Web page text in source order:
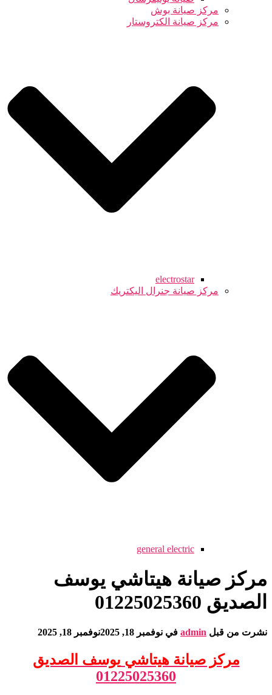
مركز صيانة بوش
مركز صيانة الكتروستار
electrostar
مركز صيانة جنرال اليكتريك
general electric
مركز صيانة هيتاشي يوسف
الصديق 01225025360
نشرت من قبل admin في نوفمبر 18, 2025 نوفمبر 18, 2025
مركز صيانة هيتاشي يوسف الصديق
01225025360